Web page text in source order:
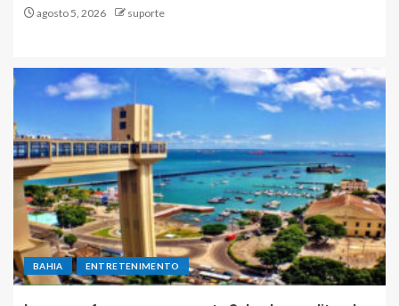
agosto 5, 2026 suporte
BAHIA ENTRETENIMENTO